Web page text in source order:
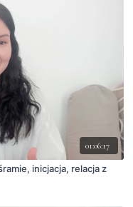
01:06:17
inicjacja, relacja z